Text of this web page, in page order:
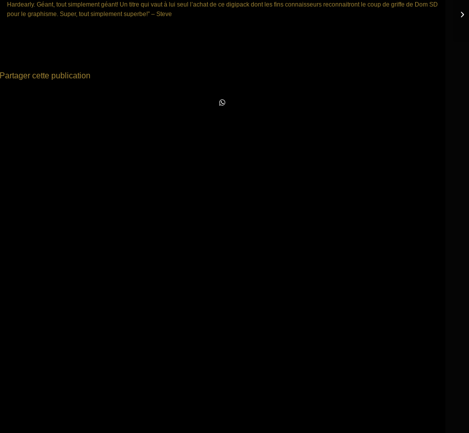
Hardearly. Géant, tout simplement géant! Un titre qui vaut à lui seul l’achat de ce digipack dont les fins connaisseurs reconnaitront le coup de griffe de Dom SD
pour le graphisme. Super, tout simplement superbe!” – Steve
Partager cette publication
–